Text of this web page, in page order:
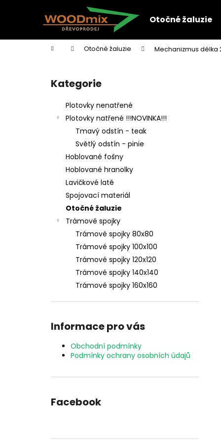
Otočné žaluzie
Domů Otočné žaluzie Mechanizmus délka
Přeskočit
kategorie
Kategorie
Plotovky nenatřené
Plotovky natřené !!!NOVINKA!!!
Tmavý odstín - teak
Světlý odstín - pinie
Hoblované fošny
Hoblované hranolky
Lavičkové latě
Spojovací materiál
Otočné žaluzie
Trámové spojky
Trámové spojky 80x80
Trámové spojky 100x100
Trámové spojky 120x120
Trámové spojky 140x140
Trámové spojky 160x160
Informace pro vás
Obchodní podmínky
Podmínky ochrany osobních údajů
Facebook
í
Zpět
do
Zpět
do
PLOTOVKA 20X95
32,80 Kč